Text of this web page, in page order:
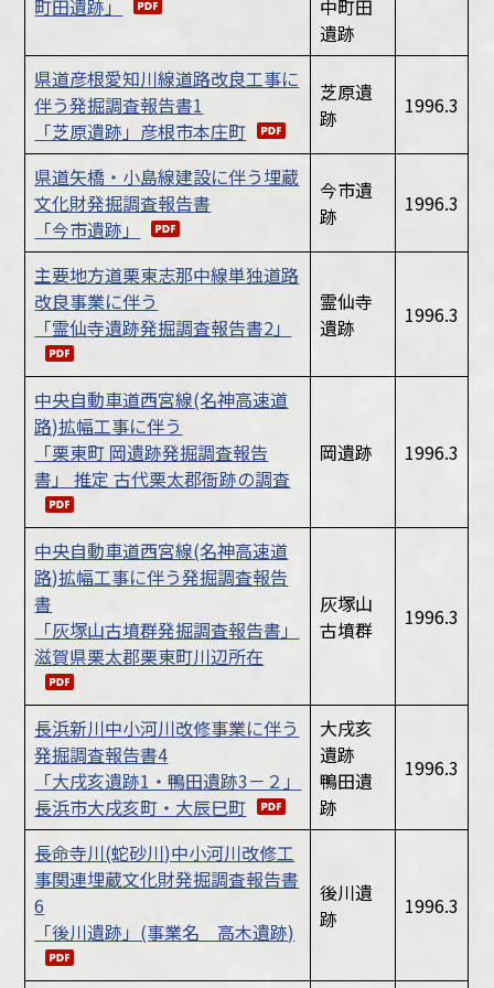
町田遺跡」
中町田
遺跡
県道彦根愛知川線道路改良工事に
伴う発掘調査報告書1
「芝原遺跡」彦根市本庄町
芝原遺
跡
1996.3
県道矢橋・小島線建設に伴う埋蔵
文化財発掘調査報告書
「今市遺跡」
今市遺
跡
1996.3
主要地方道栗東志那中線単独道路
改良事業に伴う
「霊仙寺遺跡発掘調査報告書2」
霊仙寺
遺跡
1996.3
中央自動車道西宮線(名神高速道
路)拡幅工事に伴う
「栗東町 岡遺跡発掘調査報告
書」 推定 古代栗太郡衙跡の調査
岡遺跡 1996.3
中央自動車道西宮線(名神高速道
路)拡幅工事に伴う発掘調査報告
書
「灰塚山古墳群発掘調査報告書」
滋賀県栗太郡栗東町川辺所在
灰塚山
古墳群
1996.3
長浜新川中小河川改修事業に伴う
発掘調査報告書4
「大戌亥遺跡1・鴨田遺跡3－２」
長浜市大戌亥町・大辰巳町
大戌亥
遺跡
鴨田遺
跡
1996.3
長命寺川(蛇砂川)中小河川改修工
事関連埋蔵文化財発掘調査報告書
6
「後川遺跡」(事業名 高木遺跡)
後川遺
跡
1996.3